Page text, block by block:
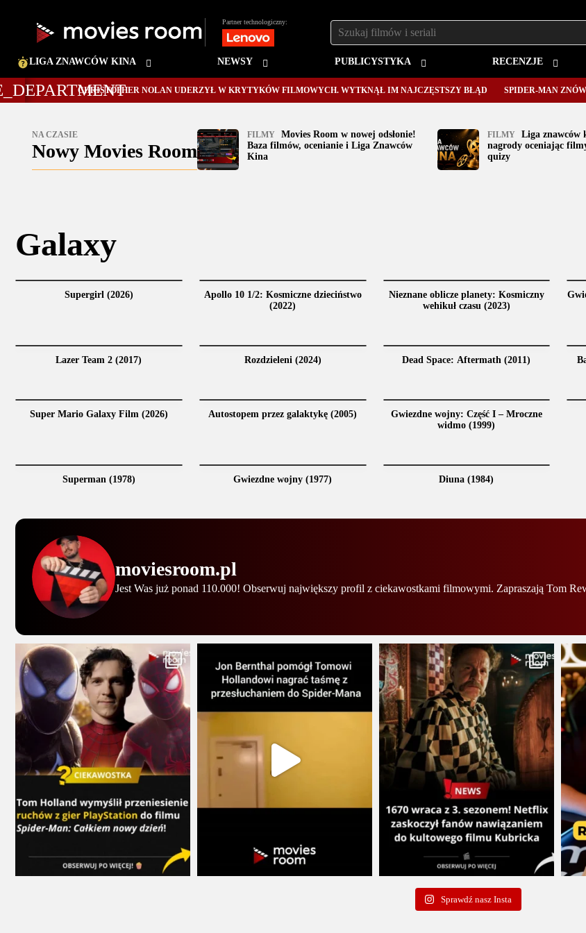
Partner technologiczny: Szukaj:
LIGA ZNAWCÓW KINA NEWSY PUBLICYSTYKA RECENZJE
CHRISTOPHER NOLAN UDERZYŁ W KRYTYKÓW FILMOWYCH. WYTKNĄŁ IM NAJCZĘSTSZY BŁĄD SPIDER-MAN ZNÓW
NA CZASIE
Nowy Movies Room
FILMY
Movies Room w nowej odsłonie!
Baza filmów, ocenianie i Liga Znawców
Kina
FILMY
Liga znawców
nagrody oceniając
quizy
Galaxy
Supergirl (2026)
Apollo 10 1/2: Kosmiczne dzieciństwo
(2022)
Nieznane oblicze planety: Kosmiczny
wehikuł czasu (2023)
Lazer Team 2 (2017) Rozdzieleni (2024) Dead Space: Aftermath (2011)
Super Mario Galaxy Film (2026) Autostopem przez galaktykę (2005)
Gwiezdne wojny: Część I – Mroczne
widmo (1999)
Superman (1978) Gwiezdne wojny (1977) Diuna (1984)
moviesroom.pl
Jest Was już ponad 110.000! Obserwuj największy profil z ciekawostkami filmowymi. Zapraszają Tom
Sprawdź nasz Insta